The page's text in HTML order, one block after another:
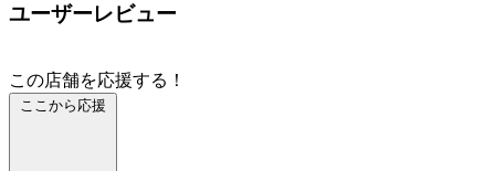
ユーザーレビュー
この店舗を応援する！
ここから応援